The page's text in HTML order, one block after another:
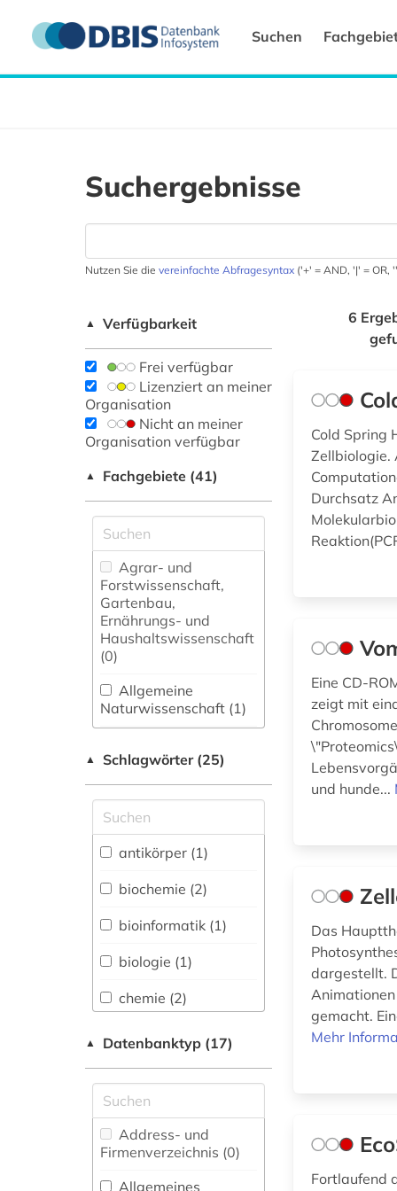
Suchen
Suchergebnisse
Nutzen Sie die vereinfachte Abfragesyntax ('+' = AND, '|' = OR,
▲ Verfügbarkeit
Frei verfügbar
Lizenziert an meiner
Organisation
Nicht an meiner
Organisation verfügbar
▲ Fachgebiete (41)
Agrar- und
Forstwissenschaft,
Gartenbau,
Ernährungs- und
Haushaltswissenschaft
(0)
Allgemeine
Naturwissenschaft (1)
fachübergreifende
Allgemeine und
vergleichende Sprach-
und
Literaturwissenschaft.
Indogermanistik.
Außereuropäische
Sprachen und
Anglistik.
Amerikanistik (0)
Vermessungswesen (0)
Biologie,
Biotechnologie (6)
Buch- und
▲ Schlagwörter (25)
antikörper (1)
biochemie (2)
bioinformatik (1)
biologie (1)
chemie (2)
chromatographie (1)
elektrophorese (1)
escherichia coli (1)
genetik (2)
genomik (1)
▲ Datenbanktyp (17)
Address- und
Firmenverzeichnis (0)
Allgemeines
6
Cold Spring
Zellbiologie.
Durchsatz
Eine CD-
zeigt mit
und hunde...
Das
dargestellt.
gemacht.
Mehr
Fortlaufend